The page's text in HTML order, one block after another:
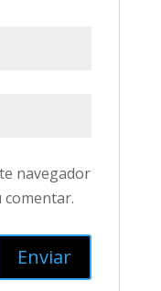
navegador
comentar.